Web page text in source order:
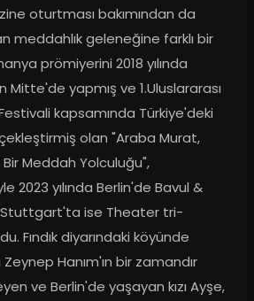
oturtması bakımından da
meddahlık geleneğine farklı bir
prömiyerini 2018 yılında
Mitte'de yapmış ve 1.Uluslararası
kapsamında Türkiye'deki
olan "Araba Murat,
Meddah Yolculuğu",
2023 yılında Berlin'de Bavul &
ise Theater tri-
Fındık diyarındaki köyünde
Hanım'ın bir zamandır
ve Berlin'de yaşayan kızı Ayşe,